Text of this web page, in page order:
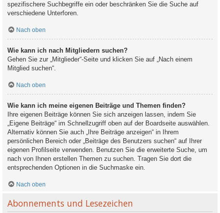
spezifischere Suchbegriffe ein oder beschränken Sie die Suche auf
verschiedene Unterforen.
Nach oben
Wie kann ich nach Mitgliedern suchen?
Gehen Sie zur „Mitglieder“-Seite und klicken Sie auf „Nach einem
Mitglied suchen“.
Nach oben
Wie kann ich meine eigenen Beiträge und Themen finden?
Ihre eigenen Beiträge können Sie sich anzeigen lassen, indem Sie
„Eigene Beiträge“ im Schnellzugriff oben auf der Boardseite auswählen.
Alternativ können Sie auch „Ihre Beiträge anzeigen“ in Ihrem
persönlichen Bereich oder „Beiträge des Benutzers suchen“ auf Ihrer
eigenen Profilseite verwenden. Benutzen Sie die erweiterte Suche, um
nach von Ihnen erstellen Themen zu suchen. Tragen Sie dort die
entsprechenden Optionen in die Suchmaske ein.
Nach oben
Abonnements und Lesezeichen